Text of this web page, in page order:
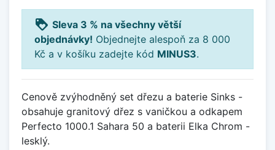
loyalty Sleva 3 % na všechny větší
objednávky! Objednejte alespoň za 8 000
Kč a v košíku zadejte kód MINUS3.
Cenově zvýhodněný set dřezu a baterie Sinks -
obsahuje granitový dřez s vaničkou a odkapem
Perfecto 1000.1 Sahara 50 a baterii Elka Chrom -
lesklý.